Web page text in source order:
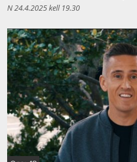
N 24.4.2025 kell 19.30